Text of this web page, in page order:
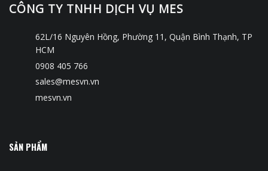
CÔNG TY TNHH DỊCH VỤ MES
62L/16 Nguyên Hồng, Phường 11, Quận Bình Thạnh, TP
HCM
0908 405 766
sales@mesvn.vn
mesvn.vn
SẢN PHẨM